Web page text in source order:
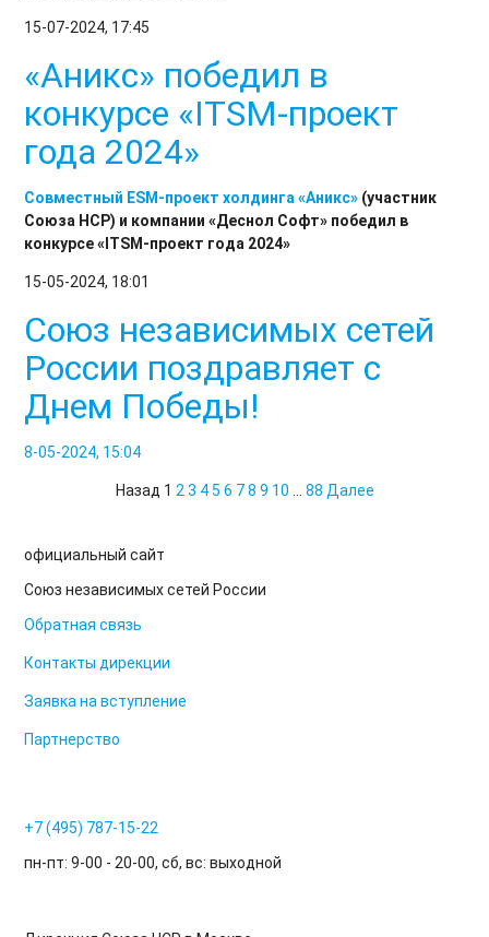
15-07-2024, 17:45
«Аникс» победил в
конкурсе «ITSM-проект
года 2024»
Совместный ESM-проект холдинга«Аникс» (участник
Союза НСР) и компании «Деснол Софт» победил в
конкурсе «ITSM-проект года 2024»
15-05-2024, 18:01
Союз независимых сетей
России поздравляет с
Днем Победы!
8-05-2024, 15:04
Назад 1 2 3 4 5 6 7 8 9 10 88 Далее
официальный сайт
Союз независимых сетей России
Обратная связь
Контакты дирекции
Заявка на вступление
Партнерство
+7 (495) 787-15-22
пн-пт: 9-00 - 20-00, сб, вс: выходной